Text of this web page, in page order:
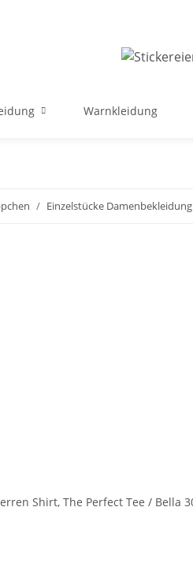
Warnkleidung
Einzelstücke Damenbekleidung